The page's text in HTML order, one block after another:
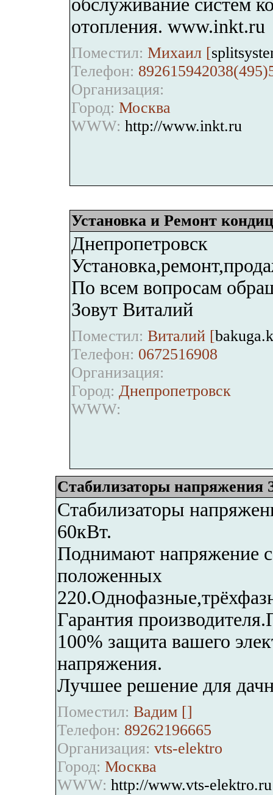
обслуживание систем
отопления. www.inkt.ru
Поместил: Михаил [
Телефон:
Организация:
Город: Москва
WWW: http://www.inkt.ru
Установка и Ремонт
Днепропетровск
По всем вопросам
Зовут Виталий
Поместил: Виталий [
Телефон: 0672516908
Организация:
Город: Днепропетровск
WWW:
Стабилизаторы напряжения
Стабилизаторы
60кВт.
Поднимают напряжение
положенных
Гарантия
100% защита вашего
напряжения.
Лучшее решение для
Поместил: Вадим []
Телефон: 89262196665
Организация: vts-elektro
Город: Москва
WWW: http://www.vts-elektro.ru